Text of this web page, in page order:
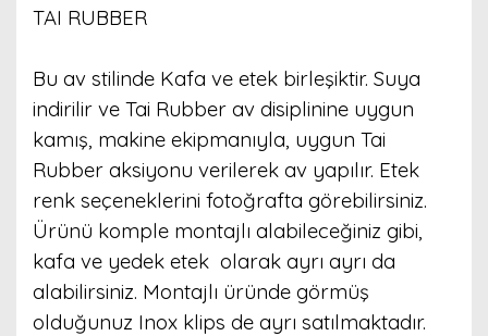
TAI RUBBER
Bu av stilinde Kafa ve etek birleşiktir. Suya
indirilir ve Tai Rubber av disiplinine uygun
kamış, makine ekipmanıyla, uygun Tai
Rubber aksiyonu verilerek av yapılır. Etek
renk seçeneklerini fotoğrafta görebilirsiniz.
Ürünü komple montajlı alabileceğiniz gibi,
kafa ve yedek etek olarak ayrı ayrı da
alabilirsiniz. Montajlı üründe görmüş
olduğunuz Inox klips de ayrı satılmaktadır.